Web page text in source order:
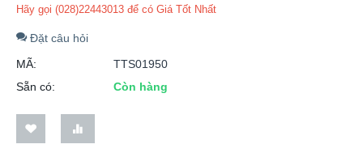
Hãy gọi (028)22443013 để có Giá Tốt Nhất
Đặt câu hỏi
MÃ:
TTS01950
Sẵn có:
Còn hàng